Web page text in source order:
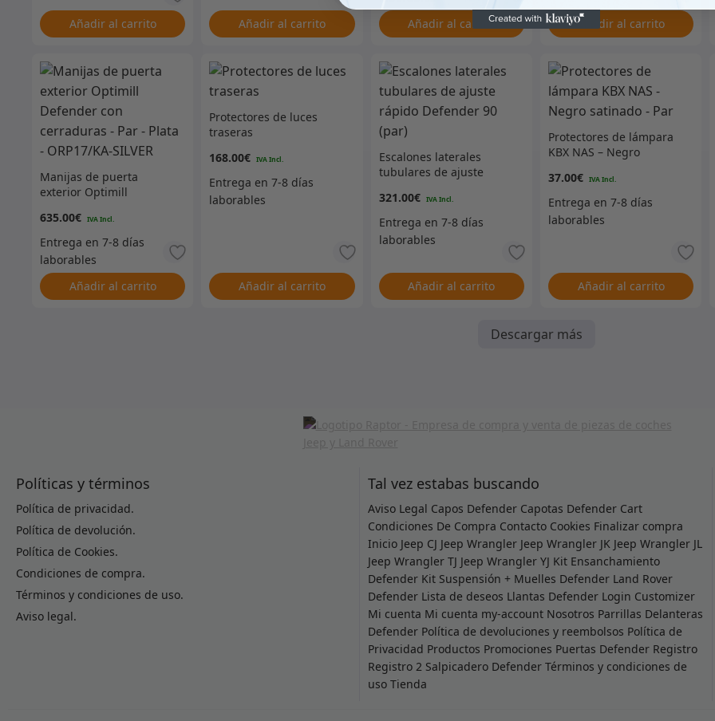
Añadir al carrito Añadir al carrito Añadir al carrito Añadir al carrito
Manijas de puerta
exterior Optimill
– Par – Plata – ORP17/KA-
SILVER
635.00€
Añadir al carrito
Protectores de luces
traseras
168.00€
Añadir al carrito
Escalones laterales
tubulares de ajuste
321.00€
Añadir al carrito
Protectores de lámpara
KBX NAS – Negro
37.00€
Añadir al carrito
Descargar más
Políticas y términos
Política de privacidad.
Política de devolución.
Política de Cookies.
Condiciones de compra.
Términos y condiciones de uso.
Aviso legal.
Tal vez estabas buscando
Aviso Legal Capos Defender Capotas Defender Cart
Condiciones De Compra Contacto Cookies Finalizar compra
Inicio Jeep CJ Jeep Wrangler Jeep Wrangler JK Jeep Wrangler JL
Jeep Wrangler TJ Jeep Wrangler YJ Kit Ensanchamiento
Defender Kit Suspensión + Muelles Defender Land Rover
Defender Lista de deseos Llantas Defender Login Customizer
Mi cuenta Mi cuenta my-account Nosotros Parrillas Delanteras
Defender Política de devoluciones y reembolsos Política de
Privacidad Productos Promociones Puertas Defender Registro
Registro 2 Salpicadero Defender Términos y condiciones de
uso Tienda